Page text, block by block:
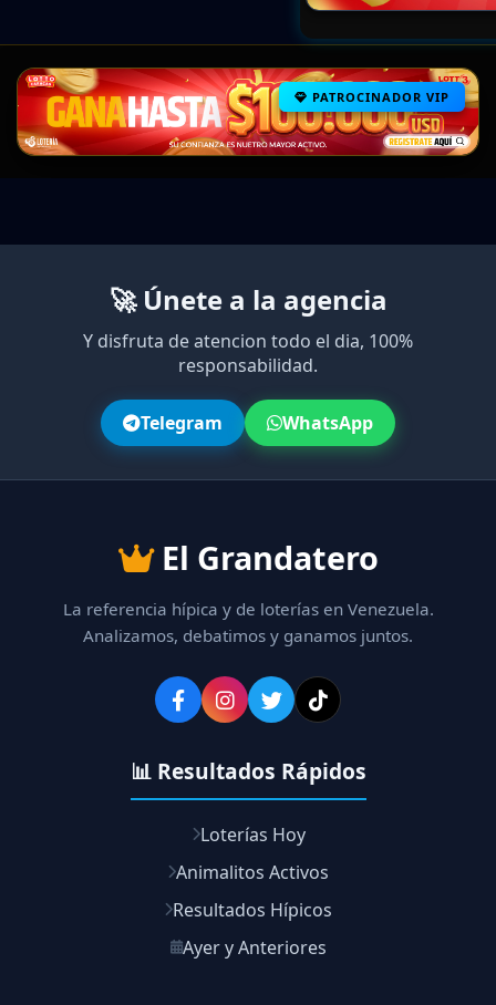
PATROCINADOR VIP
🚀 Únete a la agencia
Y disfruta de atencion todo el dia, 100%
responsabilidad.
Telegram WhatsApp
El Grandatero
La referencia hípica y de loterías en Venezuela.
Analizamos, debatimos y ganamos juntos.
📊 Resultados Rápidos
Loterías Hoy
Animalitos Activos
Resultados Hípicos
Ayer y Anteriores